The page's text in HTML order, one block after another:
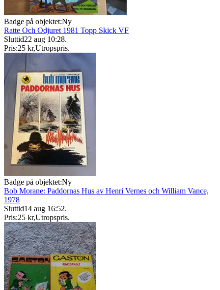
Badge på objektet:Ny
Ratte Och Odjuret 1981 Topp Skick VF
Sluttid22 aug 10:28.
Pris:25 kr,Utropspris.
Badge på objektet:Ny
Bob Morane: Paddornas Hus av Henri Vernes och William Vance,
1978
Sluttid14 aug 16:52.
Pris:25 kr,Utropspris.